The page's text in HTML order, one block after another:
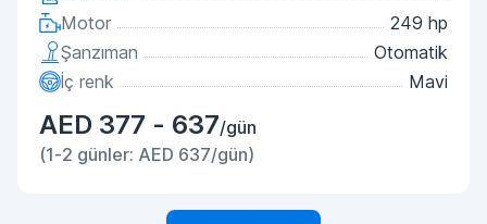
Motor
249 hp
Şanzıman
Otomatik
İç renk
Mavi
AED 377 - 637/gün
(1-2 günler: AED 637/gün)